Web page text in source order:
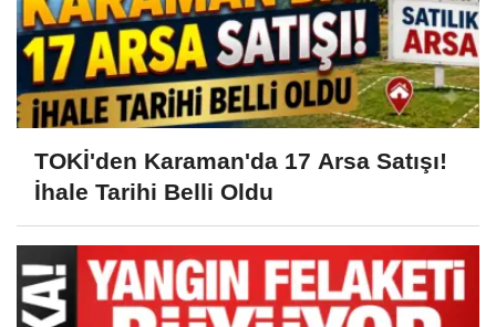
TOKİ'den Karaman'da 17 Arsa Satışı!
İhale Tarihi Belli Oldu